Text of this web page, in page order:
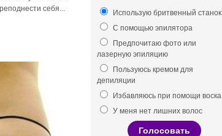
себя...
Использую бритвенный станок
С помощью эпилятора
Предпочитаю фото или
лазерную эпиляцию
Пользуюсь кремом для
депиляции
Избавляюсь при помощи воска
У меня нет лишних волос
Голосовать